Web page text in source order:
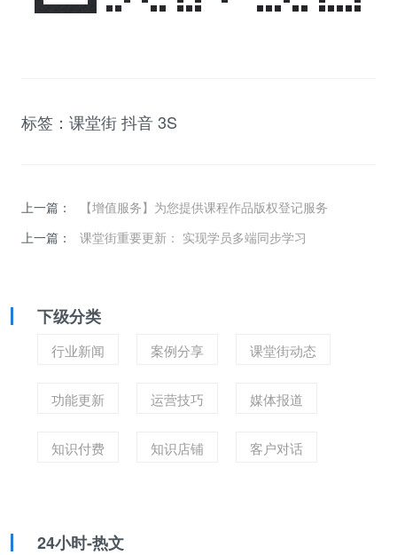
标签： 课堂街抖音3S
上一篇：
【增值服务】为您提供课程作品版权登记服务
上一篇：
课堂街重要更新： 实现学员多端同步学习
下级分类
行业新闻 案例分享 课堂街动态
功能更新 运营技巧 媒体报道
知识付费 知识店铺 客户对话
24小时-热文